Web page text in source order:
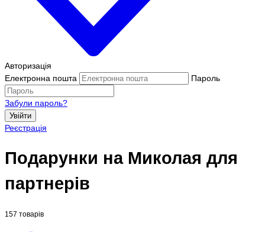
Авторизація
Електронна пошта
Пароль
Забули пароль?
Увійти
Реєстрація
Подарунки на Миколая для
партнерів
157 товарів